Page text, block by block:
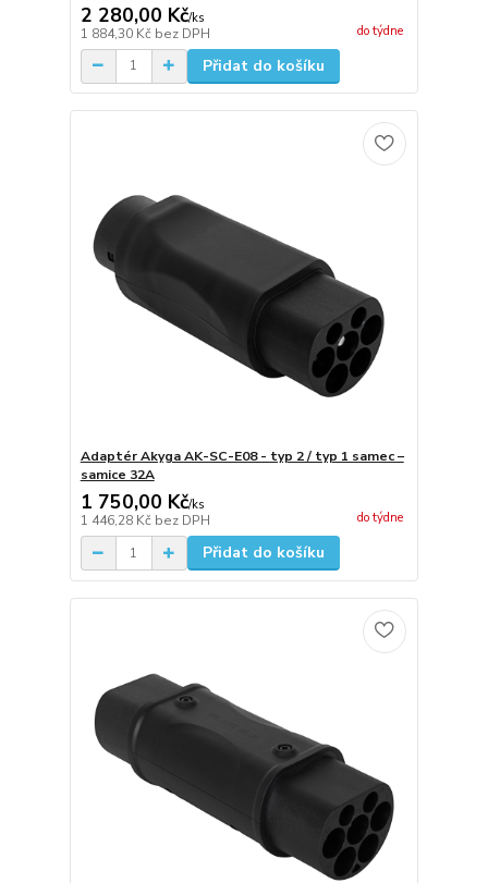
2 280,00 Kč/ks
1 884,30 Kč bez DPH do týdne
Přidat do košíku
Adaptér Akyga AK-SC-E08 - typ 2 / typ 1 samec –
samice 32A
1 750,00 Kč/ks
1 446,28 Kč bez DPH do týdne
Přidat do košíku